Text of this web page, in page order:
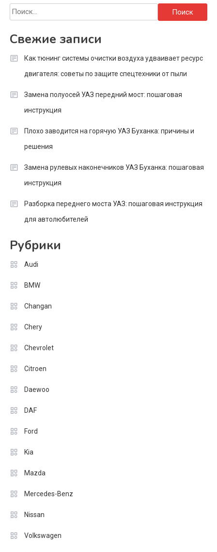
Найти:
Свежие записи
Как тюнинг системы очистки воздуха удваивает ресурс
двигателя: советы по защите спецтехники от пыли
Замена полуосей УАЗ передний мост: пошаговая
инструкция
Плохо заводится на горячую УАЗ Буханка: причины и
решения
Замена рулевых наконечников УАЗ Буханка: пошаговая
инструкция
Разборка переднего моста УАЗ: пошаговая инструкция
для автолюбителей
Рубрики
Audi
BMW
Changan
Chery
Chevrolet
Citroen
Daewoo
DAF
Ford
Kia
Mazda
Mercedes-Benz
Nissan
Volkswagen